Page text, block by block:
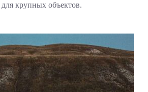
крупных объектов.